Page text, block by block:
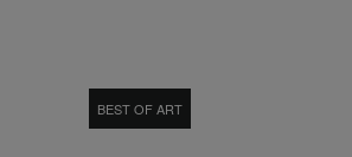
BEST OF ART